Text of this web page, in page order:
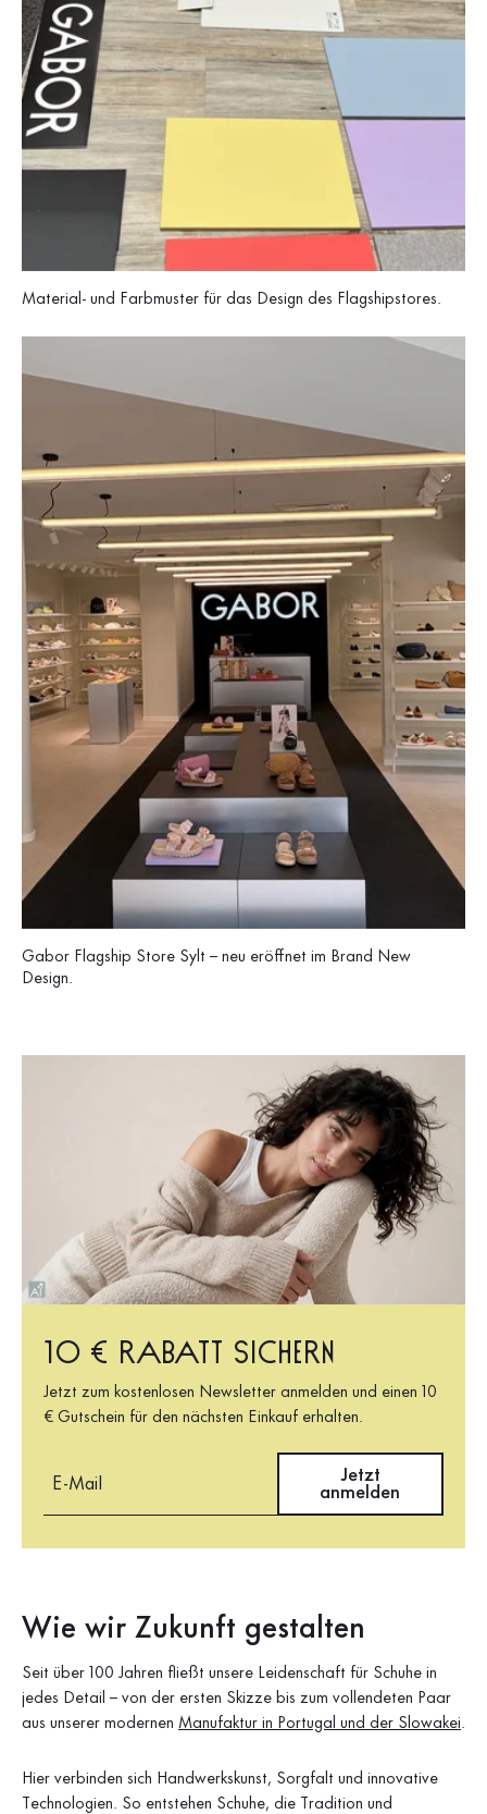
Material- und Farbmuster für das Design des Flagshipstores.
Gabor Flagship Store Sylt – neu eröffnet im Brand New
Design.
10 € Rabatt sichern
Jetzt zum kostenlosen Newsletter anmelden und einen 10
€ Gutschein für den nächsten Einkauf erhalten.
Jetzt
anmelden
Wie wir Zukunft gestalten
Seit über 100 Jahren fließt unsere Leidenschaft für Schuhe in
jedes Detail – von der ersten Skizze bis zum vollendeten Paar
aus unserer modernen Manufaktur in Portugal und der Slowakei.
Hier verbinden sich Handwerkskunst, Sorgfalt und innovative
Technologien. So entstehen Schuhe, die Tradition und